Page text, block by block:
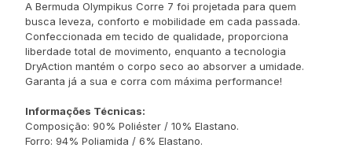
A Bermuda Olympikus Corre 7 foi projetada para quem
busca leveza, conforto e mobilidade em cada passada.
Confeccionada em tecido de qualidade, proporciona
liberdade total de movimento, enquanto a tecnologia
DryAction mantém o corpo seco ao absorver a umidade.
Garanta já a sua e corra com máxima performance!
Informações Técnicas:
Composição: 90% Poliéster / 10% Elastano.
Forro: 94% Poliamida / 6% Elastano.